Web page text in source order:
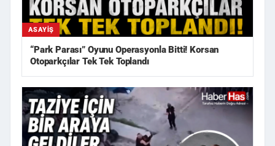
ASAYIŞ
“Park Parası” Oyunu Operasyonla Bitti! Korsan
Otoparkçılar Tek Tek Toplandı